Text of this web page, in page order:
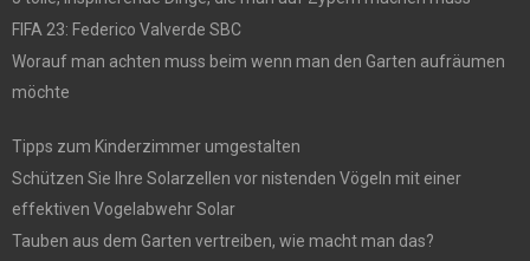
FIFA 23: Federico Valverde SBC
Worauf man achten muss beim wenn man den Garten aufräumen
möchte
Tipps zum Kinderzimmer umgestalten
Schützen Sie Ihre Solarzellen vor nistenden Vögeln mit einer
effektiven Vogelabwehr Solar
Tauben aus dem Garten vertreiben, wie macht man das?